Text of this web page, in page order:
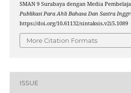
SMAN 9 Surabaya dengan Media
Publikasi Para Ahli Bahasa Dan Sastra
https://doi.org/10.61132/sintaksis.v2i5.1089
More Citation Formats
ISSUE